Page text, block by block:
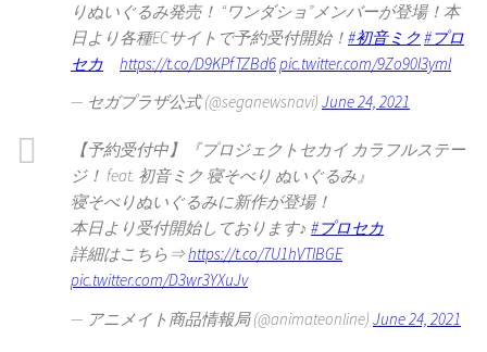
りぬいぐるみ発売！ “ワンダショ”メンバーが登場！本
日より各種ECサイトで予約受付開始！ #初音ミク#プロ
セカ
https://t.co/D9KPfTZBd6pic.twitter.com/9Zo90I3ymI
— セガプラザ公式 (@seganewsnavi) June 24, 2021
【予約受付中】『プロジェクトセカイ カラフルステー
ジ！ feat. 初音ミク 寝そべり ぬいぐるみ』
寝そべりぬいぐるみに新作が登場！
本日より受付開始しております♪ #プロセカ
詳細はこちら⇒https://t.co/7U1hVTIBGE
pic.twitter.com/D3wr3YXuJv
— アニメイト商品情報局 (@animateonline) June 24, 2021